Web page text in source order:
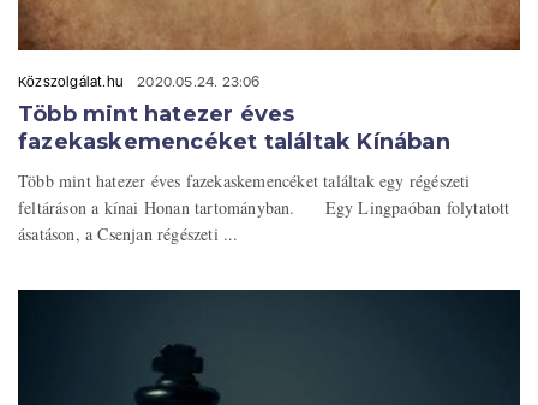
Közszolgálat.hu 2020.05.24. 23:06
Több mint hatezer éves
fazekaskemencéket találtak Kínában
Több mint hatezer éves fazekaskemencéket találtak egy régészeti
feltáráson a kínai Honan tartományban. Egy Lingpaóban folytatott
ásatáson, a Csenjan régészeti ...